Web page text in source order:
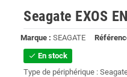
Seagate EXOS
Marque : SEAGATE
check En stock
Type de périphérique :